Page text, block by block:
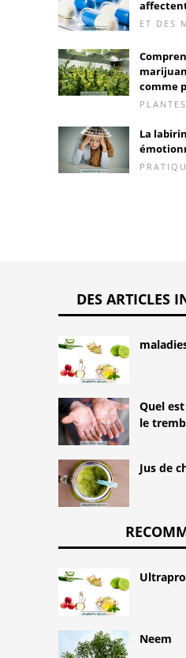
ET DES
comme
La
DES ARTICLES
Quel
le
Jus de
Neem